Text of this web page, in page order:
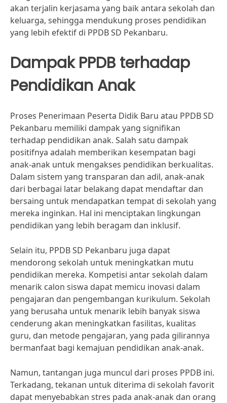
akan terjalin kerjasama yang baik antara sekolah dan
keluarga, sehingga mendukung proses pendidikan
yang lebih efektif di PPDB SD Pekanbaru.
Dampak PPDB terhadap
Pendidikan Anak
Proses Penerimaan Peserta Didik Baru atau PPDB SD
Pekanbaru memiliki dampak yang signifikan
terhadap pendidikan anak. Salah satu dampak
positifnya adalah memberikan kesempatan bagi
anak-anak untuk mengakses pendidikan berkualitas.
Dalam sistem yang transparan dan adil, anak-anak
dari berbagai latar belakang dapat mendaftar dan
bersaing untuk mendapatkan tempat di sekolah yang
mereka inginkan. Hal ini menciptakan lingkungan
pendidikan yang lebih beragam dan inklusif.
Selain itu, PPDB SD Pekanbaru juga dapat
mendorong sekolah untuk meningkatkan mutu
pendidikan mereka. Kompetisi antar sekolah dalam
menarik calon siswa dapat memicu inovasi dalam
pengajaran dan pengembangan kurikulum. Sekolah
yang berusaha untuk menarik lebih banyak siswa
cenderung akan meningkatkan fasilitas, kualitas
guru, dan metode pengajaran, yang pada gilirannya
bermanfaat bagi kemajuan pendidikan anak-anak.
Namun, tantangan juga muncul dari proses PPDB ini.
Terkadang, tekanan untuk diterima di sekolah favorit
dapat menyebabkan stres pada anak-anak dan orang